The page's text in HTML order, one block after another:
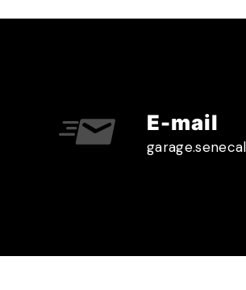
E-mail